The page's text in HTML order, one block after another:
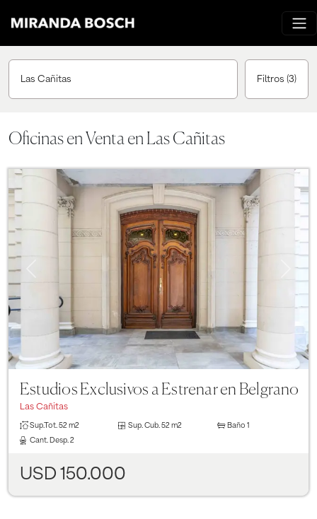
Las Cañitas Filtros (3)
Oficinas en Venta en Las Cañitas
Previous Next
Estudios Exclusivos a Estrenar en Belgrano
Las Cañitas
Sup.Tot. 52 m2 Sup. Cub. 52 m2 Baño 1
Cant. Desp. 2
USD 150.000